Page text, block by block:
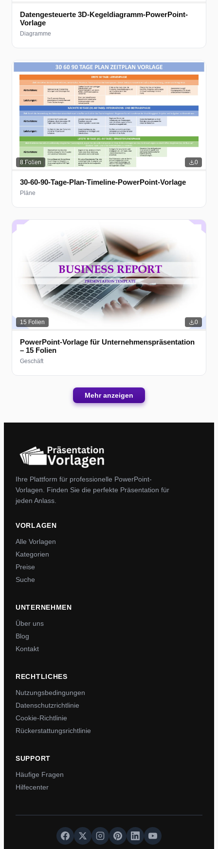
Datengesteuerte 3D-Kegeldiagramm-PowerPoint-
Vorlage
Diagramme
8 Folien 0
30-60-90-Tage-Plan-Timeline-PowerPoint-Vorlage
Pläne
15 Folien 0
PowerPoint-Vorlage für Unternehmenspräsentation
– 15 Folien
Geschäft
Mehr anzeigen
Ihre Plattform für professionelle PowerPoint-
Vorlagen. Finden Sie die perfekte Präsentation für
jeden Anlass.
VORLAGEN
Alle Vorlagen
Kategorien
Preise
Suche
UNTERNEHMEN
Über uns
Blog
Kontakt
RECHTLICHES
Nutzungsbedingungen
Datenschutzrichtlinie
Cookie-Richtlinie
Rückerstattungsrichtlinie
SUPPORT
Häufige Fragen
Hilfecenter